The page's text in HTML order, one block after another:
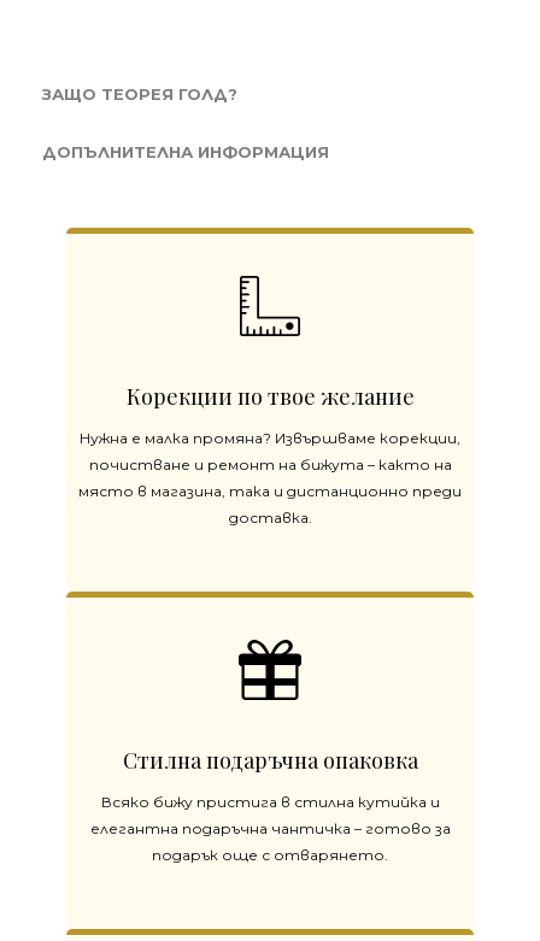
ЗАЩО ТЕОРЕЯ ГОЛД?
ДОПЪЛНИТЕЛНА ИНФОРМАЦИЯ
Корекции по твое желание
Нужна е малка промяна? Извършваме корекции,
почистване и ремонт на бижута – както на
място в магазина, така и дистанционно преди
доставка.
Стилна подаръчна опаковка
Всяко бижу пристига в стилна кутийка и
елегантна подаръчна чантичка – готово за
подарък още с отварянето.